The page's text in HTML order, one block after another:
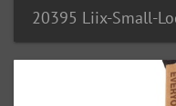
20395 Liix-Small-